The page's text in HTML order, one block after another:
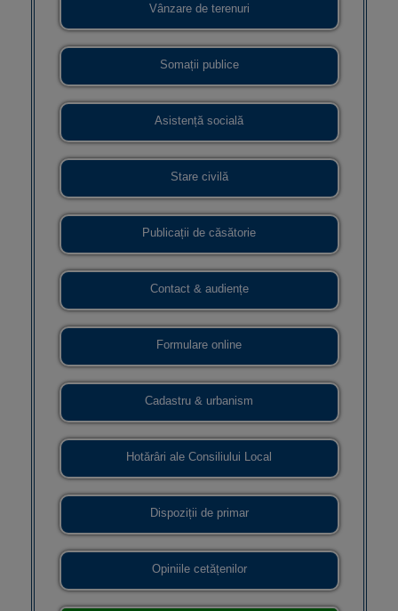
Vânzare de terenuri
Somații publice
Asistență socială
Stare civilă
Publicații de căsătorie
Contact & audiențe
Formulare online
Cadastru & urbanism
Hotărâri ale Consiliului Local
Dispoziții de primar
Opiniile cetățenilor